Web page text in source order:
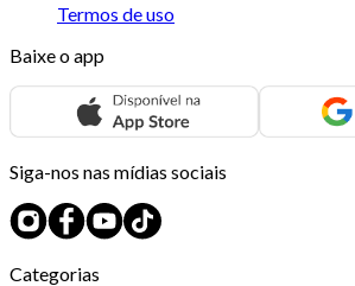
Termos de uso
Baixe o app
Siga-nos nas mídias sociais
Categorias